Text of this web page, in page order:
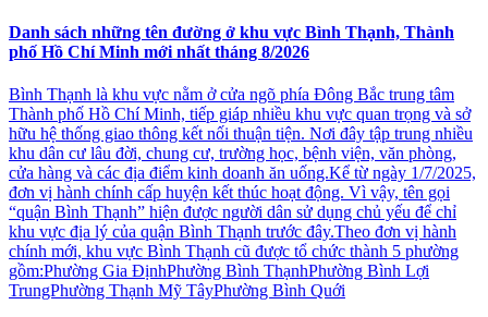
Danh sách những tên đường ở khu vực Bình Thạnh, Thành
phố Hồ Chí Minh mới nhất tháng 8/2026
Bình Thạnh là khu vực nằm ở cửa ngõ phía Đông Bắc trung tâm
Thành phố Hồ Chí Minh, tiếp giáp nhiều khu vực quan trọng và sở
hữu hệ thống giao thông kết nối thuận tiện. Nơi đây tập trung nhiều
khu dân cư lâu đời, chung cư, trường học, bệnh viện, văn phòng,
cửa hàng và các địa điểm kinh doanh ăn uống.Kể từ ngày 1/7/2025,
đơn vị hành chính cấp huyện kết thúc hoạt động. Vì vậy, tên gọi
“quận Bình Thạnh” hiện được người dân sử dụng chủ yếu để chỉ
khu vực địa lý của quận Bình Thạnh trước đây.Theo đơn vị hành
chính mới, khu vực Bình Thạnh cũ được tổ chức thành 5 phường
gồm:Phường Gia ĐịnhPhường Bình ThạnhPhường Bình Lợi
TrungPhường Thạnh Mỹ TâyPhường Bình Quới